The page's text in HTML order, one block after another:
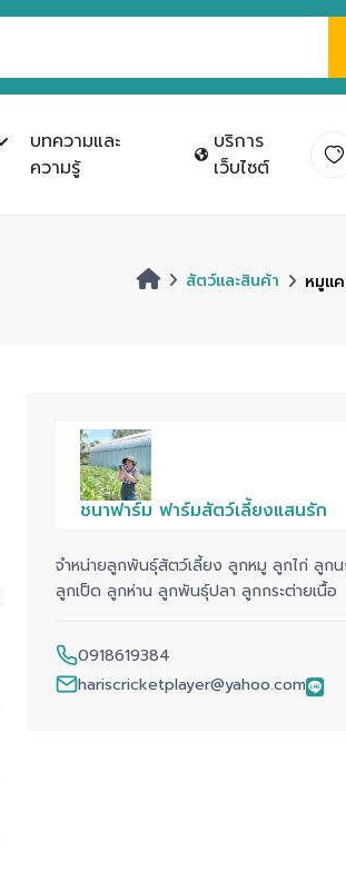
บทความและ
ความรู้
บริการ
เว็บไซต์
สัตว์และสินค้า หมูแ
ชนาฟาร์ม ฟาร์มสัตว์เลี้ยงแสนรัก
จำหน่ายลูกพันธุ์สัตว์เลี้ยง ลูกหมู ลูกไก่ ลูกน
ลูกเป็ด ลูกห่าน ลูกพันธุ์ปลา ลูกกระต่ายเนื้อ
0918619384
hariscricketplayer@yahoo.com